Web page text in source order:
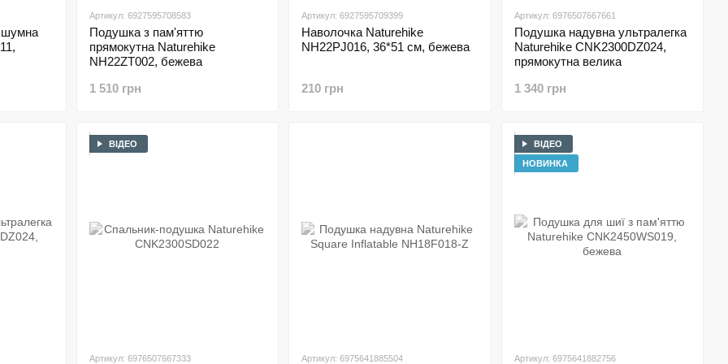
Артикул: 6927595708583
Подушка з пам'яттю
прямокутна Naturehike
NH22ZT002, бежева
1 510 грн
Артикул: 6927595709399
Наволочка Naturehike
NH22PJ016, 36*51 см, бежева
210 грн
Артикул: 6976507667661
Подушка надувна ультралегка
Naturehike CNK2300DZ024,
прямокутна велика
1 340 грн
ВІДЕО
Артикул: 6976507667333 Артикул: 6975641885504
ВІДЕО
НОВИНКА
Артикул: 6975641882756